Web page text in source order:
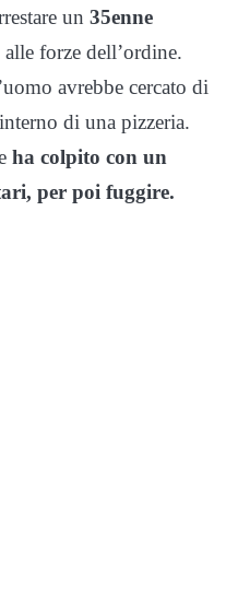
un 35enne
forze dell’ordine.
avrebbe cercato di
di una pizzeria.
ha colpito con un
per poi fuggire.